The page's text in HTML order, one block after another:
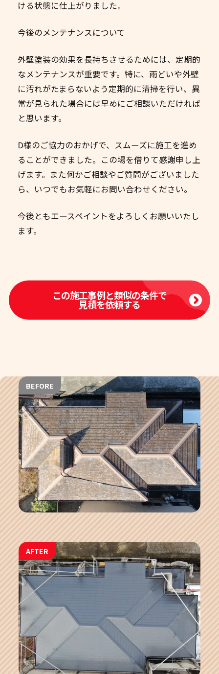
ける状態に仕上がりました。
今後のメンテナンスについて
外壁塗装の効果を長持ちさせるためには、定期的
なメンテナンスが重要です。特に、雨どいや外壁
に汚れがたまらないよう定期的に清掃を行い、異
常が見られた場合には早めにご相談いただければ
と思います。
D様のご協力のおかげで、スムーズに施工を進め
ることができました。この場を借りて感謝申し上
げます。また何かご相談やご質問がございました
ら、いつでもお気軽にお問い合わせください。
今後ともエースペイントをよろしくお願いいたし
ます。
この施工事例と類似の条件で
見積を依頼する
BEFORE
AFTER